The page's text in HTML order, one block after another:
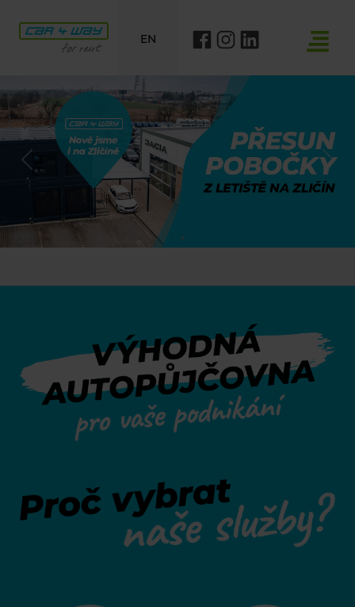
EN
Previous
Výhodná autopůjčovna pro